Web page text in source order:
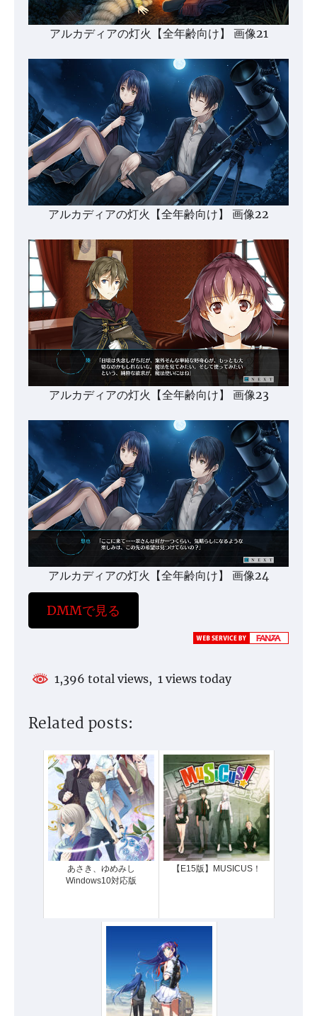
アルカディアの灯火【全年齢向け】 画像21
アルカディアの灯火【全年齢向け】 画像22
アルカディアの灯火【全年齢向け】 画像23
アルカディアの灯火【全年齢向け】 画像24
DMMで見る
1,396 total views, 1 views today
Related posts:
あさき、ゆめみし
Windows10対応版
【E15版】MUSICUS！